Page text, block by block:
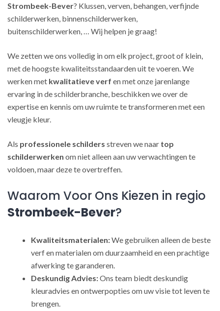
Strombeek-Bever? Klussen, verven, behangen, verfijnde
schilderwerken, binnenschilderwerken,
buitenschilderwerken, … Wij helpen je graag!
We zetten we ons volledig in om elk project, groot of klein,
met de hoogste kwaliteitsstandaarden uit te voeren. We
werken met kwalitatieve verf en met onze jarenlange
ervaring in de schilderbranche, beschikken we over de
expertise en kennis om uw ruimte te transformeren met een
vleugje kleur.
Als professionele schilders streven we naar top
schilderwerken om niet alleen aan uw verwachtingen te
voldoen, maar deze te overtreffen.
Waarom Voor Ons Kiezen in regio
Strombeek-Bever?
Kwaliteitsmaterialen:We gebruiken alleen de beste
verf en materialen om duurzaamheid en een prachtige
afwerking te garanderen.
Deskundig Advies:Ons team biedt deskundig
kleuradvies en ontwerpopties om uw visie tot leven te
brengen.